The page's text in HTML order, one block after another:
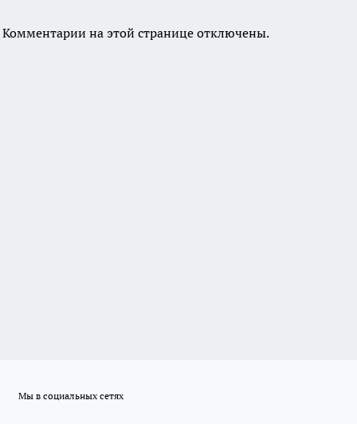
Комментарии на этой странице отключены.
Мы в социальных сетях